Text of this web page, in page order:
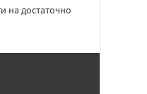
на достаточно